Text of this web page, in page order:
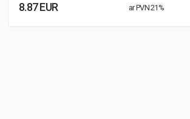
8.87 EUR ar PVN 21%